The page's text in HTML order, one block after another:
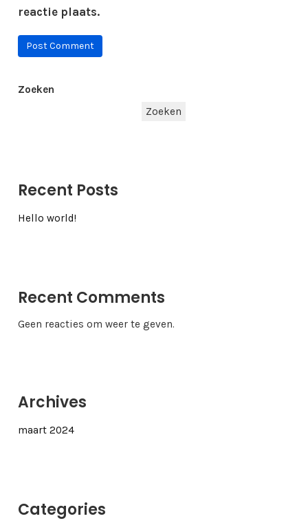
reactie plaats.
Zoeken
Zoeken
Recent Posts
Hello world!
Recent Comments
Geen reacties om weer te geven.
Archives
maart 2024
Categories